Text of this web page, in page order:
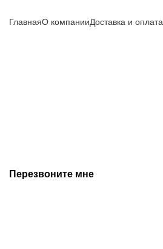
ГлавнаяО компанииДоставка и оплата
Перезвоните мне